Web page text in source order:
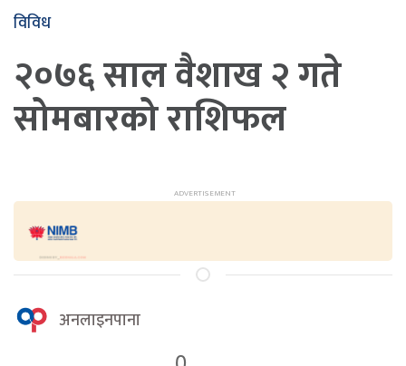
विविध
२०७६ साल वैशाख २ गते
सोमबारको राशिफल
अनलाइनपाना